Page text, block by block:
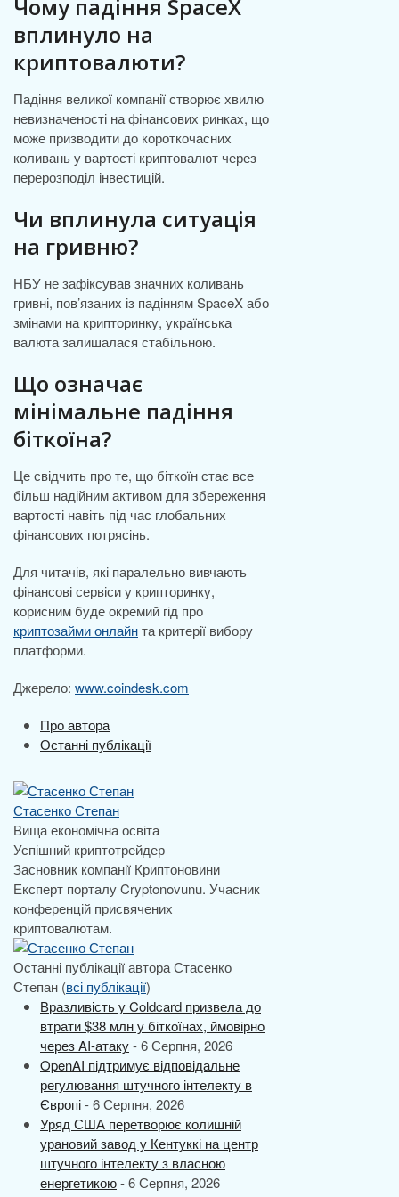
Чому падіння SpaceX
вплинуло на
криптовалюти?
Падіння великої компанії створює хвилю
невизначеності на фінансових ринках, що
може призводити до короткочасних
коливань у вартості криптовалют через
перерозподіл інвестицій.
Чи вплинула ситуація
на гривню?
НБУ не зафіксував значних коливань
гривні, пов’язаних із падінням SpaceX або
змінами на крипторинку, українська
валюта залишалася стабільною.
Що означає
мінімальне падіння
біткоїна?
Це свідчить про те, що біткоїн стає все
більш надійним активом для збереження
вартості навіть під час глобальних
фінансових потрясінь.
Для читачів, які паралельно вивчають
фінансові сервіси у крипторинку,
корисним буде окремий гід про
криптозайми онлайнта критерії вибору
платформи.
Джерело: www.coindesk.com
Про автора
Останні публікації
Стасенко Степан
Вища економічна освіта
Успішний криптотрейдер
Засновник компанії Криптоновини
Експерт порталу Cryptonovunu. Учасник
конференцій присвячених
криптовалютам.
Останні публікації автора Стасенко
Степан (всі публікації)
Вразливість у Coldcard призвела до
втрати $38 млн у біткоїнах, ймовірно
через AI-атаку- 6 Серпня, 2026
OpenAI підтримує відповідальне
регулювання штучного інтелекту в
Європі- 6 Серпня, 2026
Уряд США перетворює колишній
урановий завод у Кентуккі на центр
штучного інтелекту з власною
енергетикою- 6 Серпня, 2026